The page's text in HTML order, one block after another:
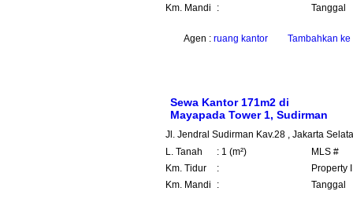
Km. Mandi
:
Tanggal
Agen : ruang kantor Tambahkan ke
Sewa Kantor 171m2 di
Mayapada Tower 1, Sudirman
Jl. Jendral Sudirman Kav.28 , Jakarta
L. Tanah
: 1 (m²)
Km. Tidur
:
Km. Mandi
:
MLS #
Property
Tanggal